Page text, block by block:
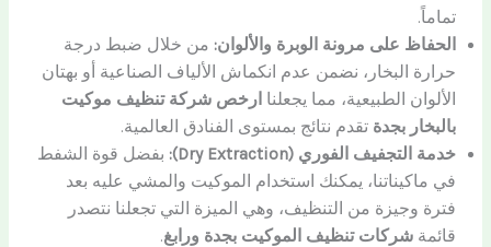
تماماً.
الحفاظ على مرونة الوبرة والألوان: من خلال ضبط درجة
حرارة البخار، نضمن عدم انكماش الألياف الصناعية أو بهتان
الألوان الطبيعية، مما يجعلنا ارخص شركة تنظيف موكيت
بالبخار بجدة تقدم نتائج بمستوى الفنادق العالمية.
خدمة التجفيف الفوري (Dry Extraction):
بفضل قوة الشفط
في ماكيناتنا، يمكنك استخدام الموكيت والمشي عليه بعد
فترة وجيزة من التنظيف، وهي الميزة التي تجعلنا نتصدر
قائمةشركات تنظيف الموكيت بجدة ورابغ.